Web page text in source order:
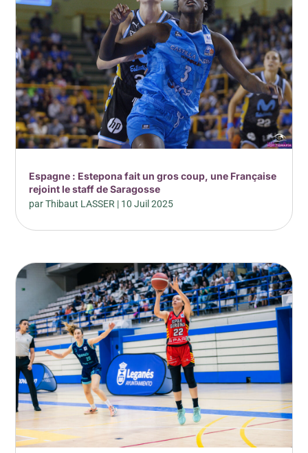
Espagne : Estepona fait un gros coup, une Française
rejoint le staff de Saragosse
parThibaut LASSER | 10 Juil 2025